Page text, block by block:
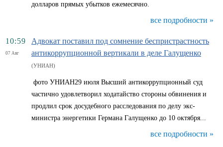
долларов прямых убытков ежемесячно.
все подробности »
10:59
07 Авг
Адвокат поставил под сомнение беспристрастность
антикоррупционной вертикали в деле Галущенко
(УНИАН)
фото УНИАН29 июля Высший антикоррупционный суд
частично удовлетворил ходатайство стороны обвинения и
продлил срок досудебного расследования по делу экс-
министра энергетики Германа Галущенко до 10 октября...
все подробности »